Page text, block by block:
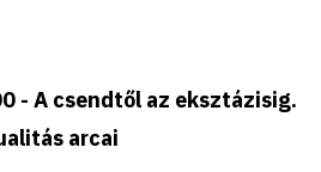
- A csendtől az eksztázisig.
arcai